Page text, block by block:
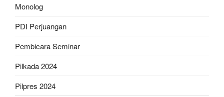
Monolog
PDI Perjuangan
Pembicara Seminar
Pilkada 2024
Pilpres 2024